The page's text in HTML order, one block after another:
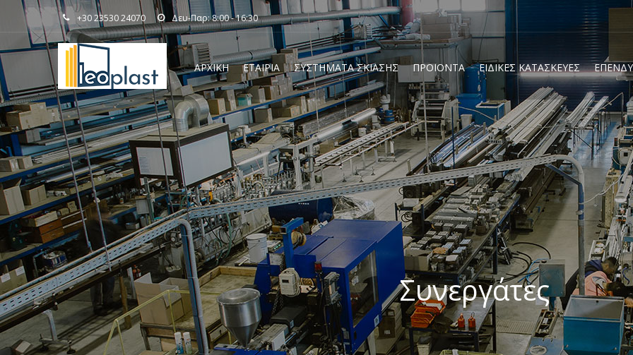
Παράκαμψη
προς το
κυρίως
περιεχόμενο
+30 23530 24070 Δευ-Παρ: 8:00 - 16:30
ΑΡΧΙΚΗ ΕΤΑΙΡΙΑ ΣΥΣΤΗΜΑΤΑ ΣΚΙΑΣΗΣ ΠΡΟΙΟΝΤΑ ΕΙΔΙΚΕΣ ΚΑΤΑΣΚΕΥΕΣ
Συνεργάτες